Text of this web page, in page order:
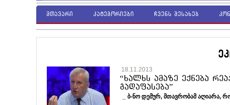
მთავარი კატეგორიები ჩვენს შესახებ
18.11.2013
“ხალხს ამაზე ექნება
გადაფასება”
ბ-ნო დემურ, მთავრობამ აღიარა,